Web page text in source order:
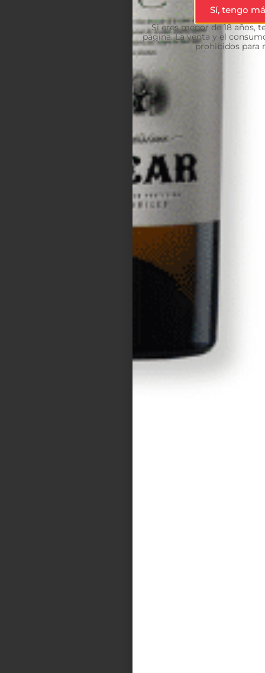
Sí, tengo
Si eres menor de 18 años,
página. La venta y el
prohibidos para